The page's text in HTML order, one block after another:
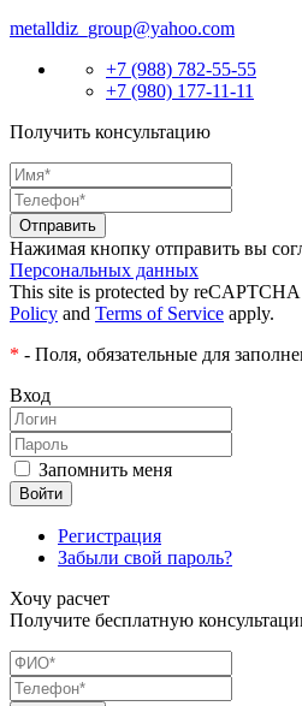
metalldiz_group@yahoo.com
+7 (988) 782-55-55
+7 (980) 177-11-11
Получить консультацию
Нажимая кнопку отправить вы
Персональных данных
This site is protected by
Policy and Terms of Service apply.
* - Поля, обязательные для
Вход
Запомнить меня
Регистрация
Забыли свой пароль?
Хочу расчет
Получите бесплатную